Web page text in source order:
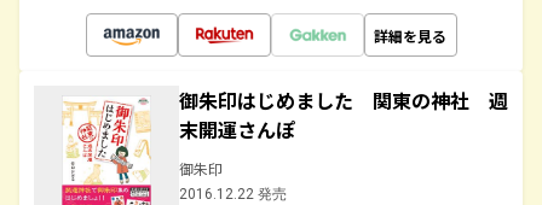
詳細を見る
御朱印はじめました 関東の神社 週
末開運さんぽ
御朱印
2016.12.22 発売